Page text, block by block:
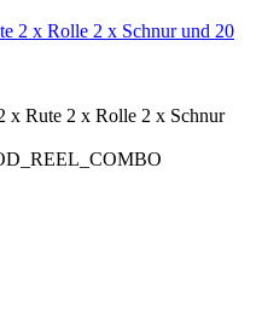
2 x Rolle 2 x Schnur und 20
x Rute 2 x Rolle 2 x Schnur